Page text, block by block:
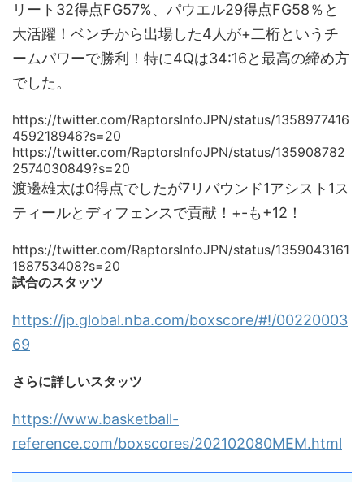
リート32得点FG57%、パウエル29得点FG58％と
大活躍！ベンチから出場した4人が+二桁というチ
ームパワーで勝利！特に4Qは34:16と最高の締め方
でした。
https://twitter.com/RaptorsInfoJPN/status/1358977416
459218946?s=20
https://twitter.com/RaptorsInfoJPN/status/135908782
2574030849?s=20
渡邊雄太は0得点でしたが7リバウンド1アシスト1ス
ティールとディフェンスで貢献！+-も+12！
https://twitter.com/RaptorsInfoJPN/status/1359043161
188753408?s=20
試合のスタッツ
https://jp.global.nba.com/boxscore/#!/00220003
69
さらに詳しいスタッツ
https://www.basketball-
reference.com/boxscores/202102080MEM.html